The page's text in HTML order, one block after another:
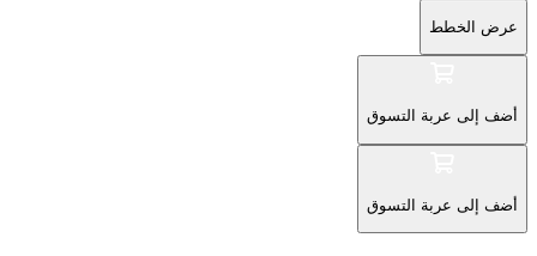
عرض الخطط
أضف إلى عربة التسوق
أضف إلى عربة التسوق